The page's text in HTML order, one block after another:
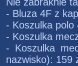
- Bluza 4F z
- Koszulka polo
- Koszulka
- Koszulka
nazwisko): 159